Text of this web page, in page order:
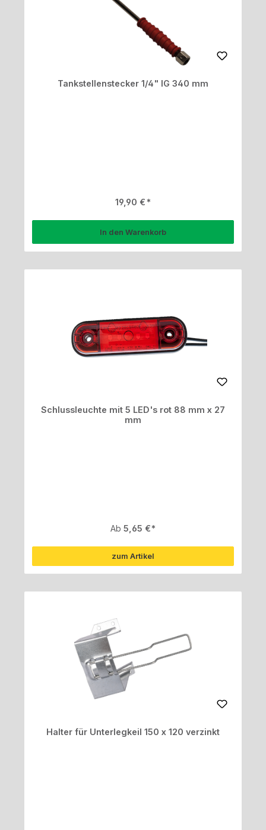
Tankstellenstecker 1/4" IG 340 mm
Regulärer Preis:
19,90 €
In den Warenkorb
Schlussleuchte mit 5 LED's rot 88 mm x 27
mm
Regulärer Preis:
Ab 5,65 €
zum Artikel
Halter für Unterlegkeil 150 x 120 verzinkt